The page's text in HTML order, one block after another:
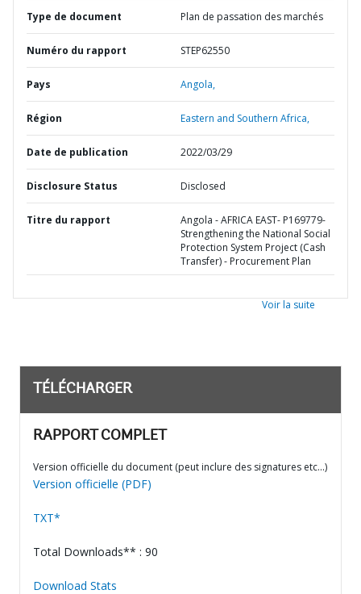
Type de document Plan de passation des marchés
Numéro du rapport STEP62550
Pays Angola,
Région Eastern and Southern Africa,
Date de publication 2022/03/29
Disclosure Status Disclosed
Titre du rapport
Angola - AFRICA EAST- P169779-
Strengthening the National Social
Protection System Project (Cash
Transfer) - Procurement Plan
Voir la suite
TÉLÉCHARGER
RAPPORT COMPLET
Version officielle du document (peut inclure des signatures etc…)
Version officielle (PDF)
TXT*
Total Downloads** : 90
Download Stats